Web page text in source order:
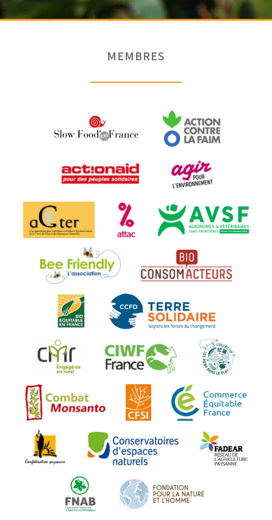
MEMBRES